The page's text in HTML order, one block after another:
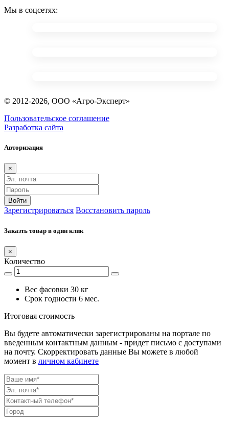
Мы в соцсетях:
© 2012-2026, ООО «Агро-Эксперт»
Пользовательское соглашение
Разработка сайта
Авторизация
×
Войти
Зарегистрироваться Восстановить пароль
Заказть товар в один клик
×
Количество
Вес фасовки 30 кг
Срок годности 6 мес.
Итоговая стоимость
Вы будете автоматически зарегистрированы на портале по
введенным контактным данным - придет письмо с доступами
на почту. Скорректировать данные Вы можете в любой
момент в личном кабинете